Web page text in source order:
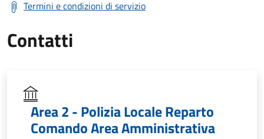
Termini e condizioni di servizio
Contatti
Area 2 - Polizia Locale Reparto
Comando Area Amministrativa